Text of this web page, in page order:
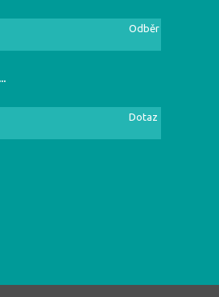
Odběr
Dotaz